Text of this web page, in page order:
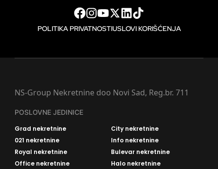
POLITIKA PRIVATNOSTIUSLOVI KORIŠĆENJA
NS-Group Nekretnine doo Novi Sad, Reg.br. 711
POSLOVNE JEDINICE
Grad nekretnine
City nekretnine
021 nekretnine
Info nekretnine
Royal nekretnine
Bulevar nekretnine
Office nekretnine
Halo nekretnine